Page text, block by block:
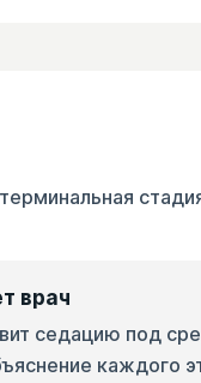
врач
седацию под
каждого